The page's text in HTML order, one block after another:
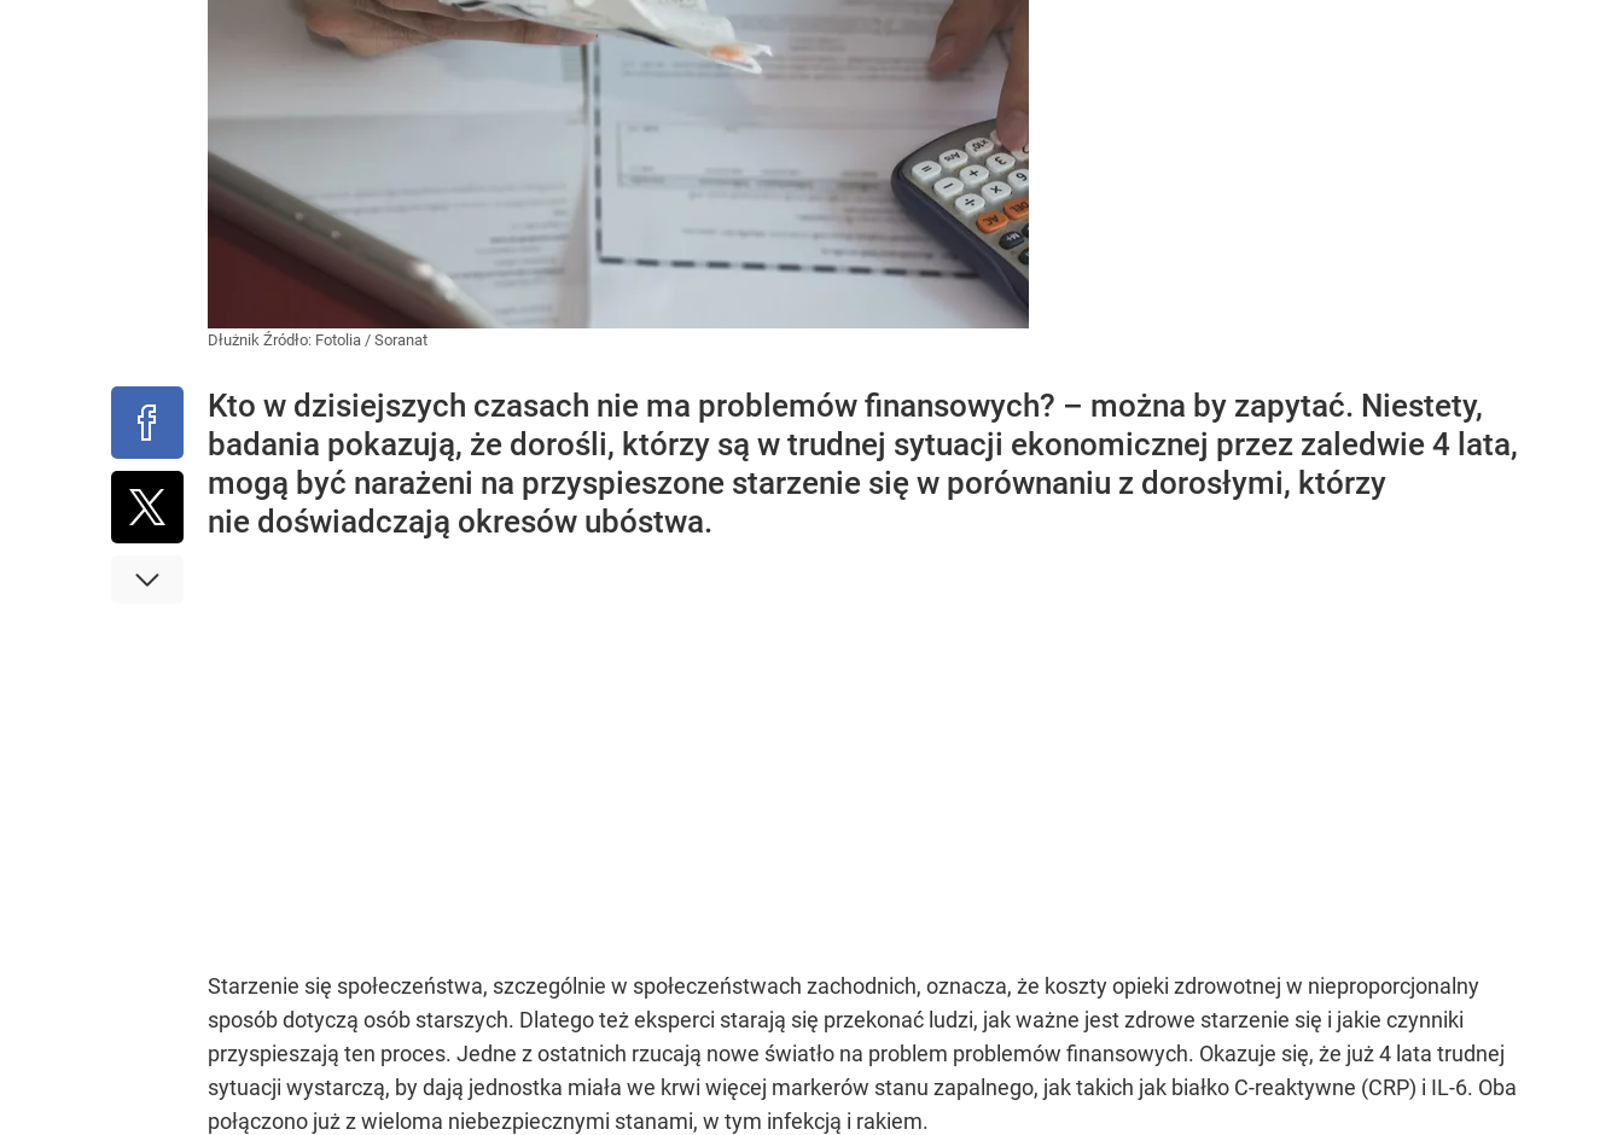
Dłużnik Źródło: Fotolia / Soranat
Kto w dzisiejszych czasach nie ma problemów finansowych? – można by zapytać. Niestety,
badania pokazują, że dorośli, którzy są w trudnej sytuacji ekonomicznej przez zaledwie 4 lata,
mogą być narażeni na przyspieszone starzenie się w porównaniu z dorosłymi, którzy
nie doświadczają okresów ubóstwa.
Starzenie się społeczeństwa, szczególnie w społeczeństwach zachodnich, oznacza, że ​​koszty opieki zdrowotnej w nieproporcjonalny
sposób dotyczą osób starszych. Dlatego też eksperci starają się przekonać ludzi, jak ważne jest zdrowe starzenie się i jakie czynniki
przyspieszają ten proces. Jedne z ostatnich rzucają nowe światło na problem problemów finansowych. Okazuje się, że już 4 lata trudnej
sytuacji wystarczą, by dają jednostka miała we krwi więcej markerów stanu zapalnego, jak takich jak białko C-reaktywne (CRP) i IL-6. Oba
połączono już z wieloma niebezpiecznymi stanami, w tym infekcją i rakiem.